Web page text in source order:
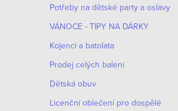
Potřeby na dětské party a oslavy
VÁNOCE - TIPY NA DÁRKY
Kojenci a batolata
Prodej celých balení
Dětská obuv
Licenční oblečení pro dospělé